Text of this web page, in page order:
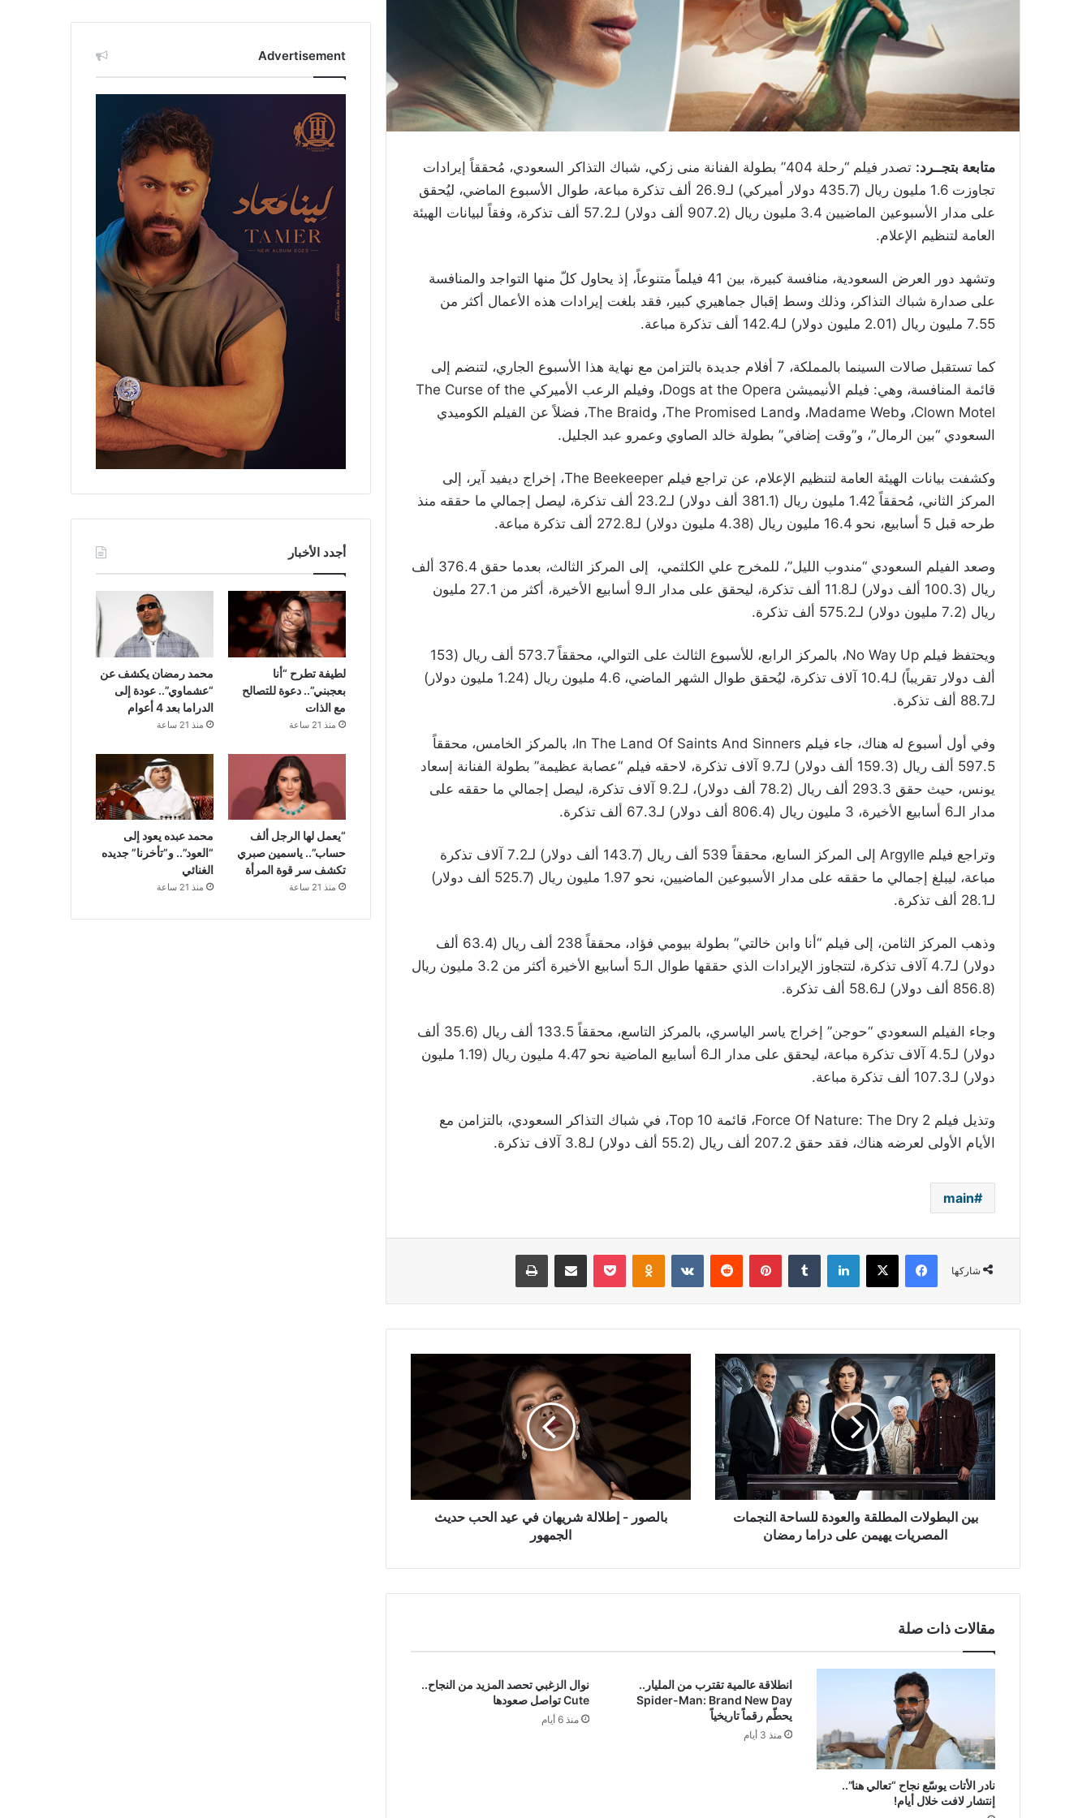
متابعة بتجــرد:
تصدر فيلم “رحلة 404” بطولة الفنانة منى زكي، شباك التذاكر السعودي، مُحققاً إيرادات
تجاوزت 1.6 مليون ريال (435.7 دولار أميركي) لـ26.9 ألف تذكرة مباعة، طوال الأسبوع الماضي، ليُحقق
على مدار الأسبوعين الماضيين 3.4 مليون ريال (907.2 ألف دولار) لـ57.2 ألف تذكرة، وفقاً لبيانات الهيئة
العامة لتنظيم الإعلام.
وتشهد دور العرض السعودية، منافسة كبيرة، بين 41 فيلماً متنوعاً، إذ يحاول كلّ منها التواجد والمنافسة
على صدارة شباك التذاكر، وذلك وسط إقبال جماهيري كبير، فقد بلغت إيرادات هذه الأعمال أكثر من
7.55 مليون ريال (2.01 مليون دولار) لـ142.4 ألف تذكرة مباعة.
كما تستقبل صالات السينما بالمملكة، 7 أفلام جديدة بالتزامن مع نهاية هذا الأسبوع الجاري، لتنضم إلى
قائمة المنافسة، وهي: فيلم الأنيميشن Dogs at the Opera، وفيلم الرعب الأميركي The Curse of the
Clown Motel، وMadame Web، وThe Promised Land، وThe Braid، فضلاً عن الفيلم الكوميدي
السعودي “بين الرمال”، و”وقت إضافي” بطولة خالد الصاوي وعمرو عبد الجليل.
وكشفت بيانات الهيئة العامة لتنظيم الإعلام، عن تراجع فيلم The Beekeeper، إخراج ديفيد آير، إلى
المركز الثاني، مُحققاً 1.42 مليون ريال (381.1 ألف دولار) لـ23.2 ألف تذكرة، ليصل إجمالي ما حققه منذ
طرحه قبل 5 أسابيع، نحو 16.4 مليون ريال (4.38 مليون دولار) لـ272.8 ألف تذكرة مباعة.
وصعد الفيلم السعودي “مندوب الليل”، للمخرج علي الكلثمي، إلى المركز الثالث، بعدما حقق 376.4 ألف
ريال (100.3 ألف دولار) لـ11.8 ألف تذكرة، ليحقق على مدار الـ9 أسابيع الأخيرة، أكثر من 27.1 مليون
ريال (7.2 مليون دولار) لـ575.2 ألف تذكرة.
ويحتفظ فيلم No Way Up، بالمركز الرابع، للأسبوع الثالث على التوالي، محققاً 573.7 ألف ريال (153
ألف دولار تقريباً) لـ10.4 آلاف تذكرة، ليُحقق طوال الشهر الماضي، 4.6 مليون ريال (1.24 مليون دولار)
لـ88.7 ألف تذكرة.
وفي أول أسبوع له هناك، جاء فيلم In The Land Of Saints And Sinners، بالمركز الخامس، محققاً
597.5 ألف ريال (159.3 ألف دولار) لـ9.7 آلاف تذكرة، لاحقه فيلم “عصابة عظيمة” بطولة الفنانة إسعاد
يونس، حيث حقق 293.3 ألف ريال (78.2 ألف دولار)، لـ9.2 آلاف تذكرة، ليصل إجمالي ما حققه على
مدار الـ6 أسابيع الأخيرة، 3 مليون ريال (806.4 ألف دولار) لـ67.3 ألف تذكرة.
وتراجع فيلم Argylle إلى المركز السابع، محققاً 539 ألف ريال (143.7 ألف دولار) لـ7.2 آلاف تذكرة
مباعة، ليبلغ إجمالي ما حققه على مدار الأسبوعين الماضيين، نحو 1.97 مليون ريال (525.7 ألف دولار)
لـ28.1 ألف تذكرة.
وذهب المركز الثامن، إلى فيلم “أنا وابن خالتي” بطولة بيومي فؤاد، محققاً 238 ألف ريال (63.4 ألف
دولار) لـ4.7 آلاف تذكرة، لتتجاوز الإيرادات الذي حققها طوال الـ5 أسابيع الأخيرة أكثر من 3.2 مليون ريال
(856.8 ألف دولار) لـ58.6 ألف تذكرة.
وجاء الفيلم السعودي “حوجن” إخراج ياسر الياسري، بالمركز التاسع، محققاً 133.5 ألف ريال (35.6 ألف
دولار) لـ4.5 آلاف تذكرة مباعة، ليحقق على مدار الـ6 أسابيع الماضية نحو 4.47 مليون ريال (1.19 مليون
دولار) لـ107.3 ألف تذكرة مباعة.
وتذيل فيلم Force Of Nature: The Dry 2، قائمة Top 10، في شباك التذاكر السعودي، بالتزامن مع
الأيام الأولى لعرضه هناك، فقد حقق 207.2 ألف ريال (55.2 ألف دولار) لـ3.8 آلاف تذكرة.
main
شاركها
فيسبوك ‫X لينكدإن بينتيريست Odnoklassniki
‫Pocket مشاركة عبر البريد طباعة
بين
البطولات
المطلقة
والعودة
للساحة
النجمات
المصريات
يهيمن
على
درامابين البطولات المطلقة والعودة للساحة النجمات
المصريات يهيمن على دراما رمضان
إطلالة
شريهان
عيد
الحب
حديث
الجمهور
بالصور - إطلالة شريهان في عيد الحب حديث
الجمهور
مقالات ذات صلة
نادر الأتات يوسّع نجاح “تعالي هنا”..
إنتشار لافت خلال أيام!
انطلاقة عالمية تقترب من المليار..
Spider-Man: Brand New Day
يحطّم رقماً تاريخياً
منذ 3 أيام
نوال الزغبي تحصد المزيد من النجاح..
Cute تواصل صعودها
منذ 6 أيام
Advertisement
أجدد الأخبار
لطيفة تطرح “أنا
بعجبني”.. دعوة للتصالح
مع الذات
منذ 21 ساعة
محمد رمضان يكشف عن
“عشماوي”.. عودة إلى
الدراما بعد 4 أعوام
منذ 21 ساعة
“يعمل لها الرجل ألف
حساب”.. ياسمين صبري
تكشف سر قوة المرأة
منذ 21 ساعة
محمد عبده يعود إلى
“العود”.. و”تأخرنا” جديده
الغنائي
منذ 21 ساعة